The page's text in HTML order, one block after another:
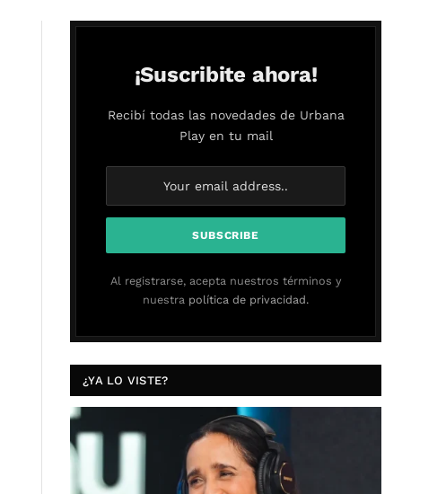
¡Suscribite ahora!
Recibí todas las novedades de Urbana
Play en tu mail
Al registrarse, acepta nuestros términos y
nuestra política de privacidad.
¿YA LO VISTE?